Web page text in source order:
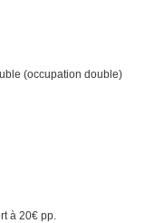
(occupation double)
à 20€ pp.